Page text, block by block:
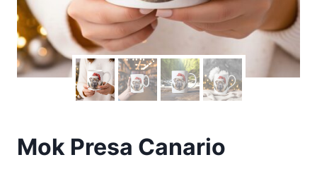
Mok Presa Canario